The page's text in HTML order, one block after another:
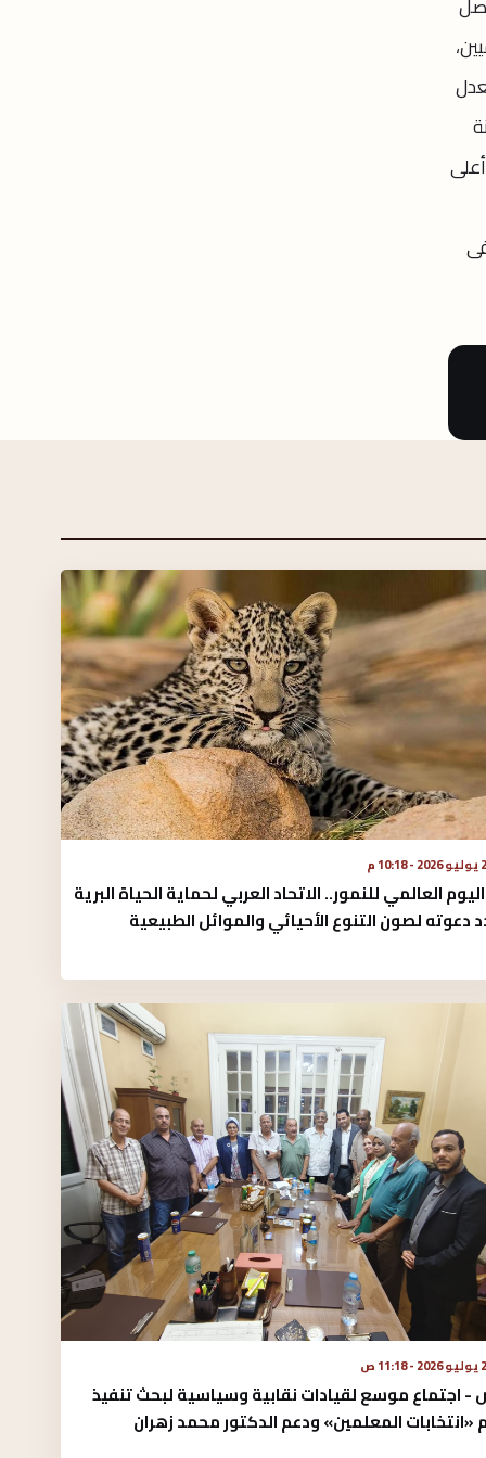
من بين الأميين،
فى تعداد 2017، وبلغ معدل
مقارنة
فى
م
العالمي للنمور.. الاتحاد العربي لحماية الحياة البرية
دعوته لصون التنوع الأحيائي والموائل الطبيعية
ص
- اجتماع موسع لقيادات نقابية وسياسية لبحث تنفيذ
«انتخابات المعلمين» ودعم الدكتور محمد زهران